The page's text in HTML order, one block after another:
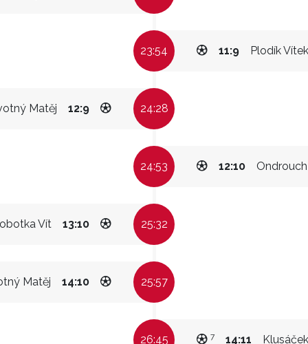
23:54 Plodík Vítek
11:9
Matěj 12:9 24:28
24:53 12:10
Vít 13:10 25:32
Matěj 14:10 25:57
26:45 14:11
7